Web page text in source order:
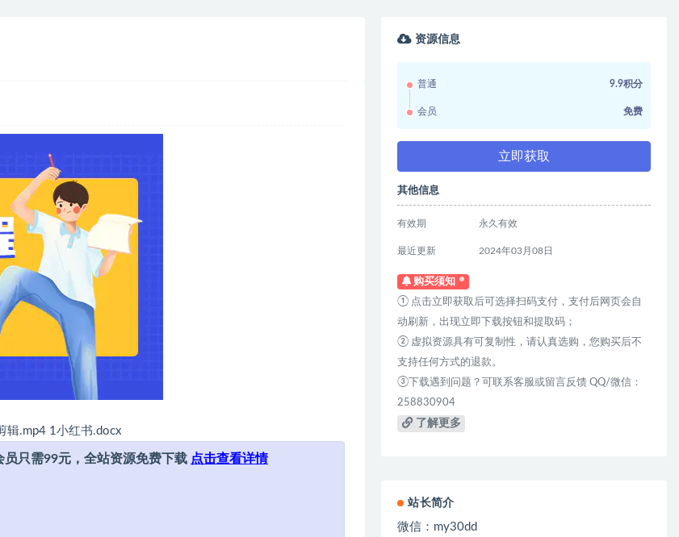
辑.mp4 1小红书.docx
只需99元，全站资源免费下载 点击查看详情
资源信息
普通 9.9积分
会员 免费
立即获取
其他信息
有效期 永久有效
最近更新 2024年03月08日
购买须知
① 点击立即获取后可选择扫码支付，支付后网页会自
动刷新，出现立即下载按钮和提取码；
② 虚拟资源具有可复制性，请认真选购，您购买后不
支持任何方式的退款。
③下载遇到问题？可联系客服或留言反馈 QQ/微信：
258830904
了解更多
站长简介
微信： my30dd